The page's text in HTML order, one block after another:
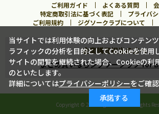
カートに入れる
この商品に合うフレーム
ご利用ガイド よくある質問
特定商取引法に基づく表記
プライバ
ご利用規約
ジグソークラブについて
企業購買担当の方へ
まとめ買いならジグソークラブ for
Copyright © 2026 Jigsawclub. All Rights
当サイトでは利用体験の向上およびコンテン
ラフィックの分析を目的としてCookieを使用
サイトの閲覧を継続された場合、Cookieの利
のといたします。
詳細についてはプライバシーポリシーをご確
承諾する